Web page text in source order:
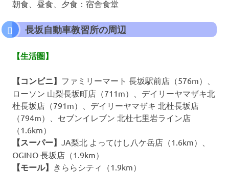
朝食、昼食、夕食：宿舎食堂
長坂自動車教習所の周辺
【生活圏】
【コンビニ】 ファミリーマート 長坂駅前店（576m）、
ローソン 山梨長坂町店（711m）、デイリーヤマザキ北
杜長坂店（791m）、デイリーヤマザキ 北杜長坂店
（794m）、セブンイレブン 北杜七里岩ライン店
（1.6km）
【スーパー】
JA梨北 よってけし八ケ岳店（1.6km）、
OGINO 長坂店（1.9km）
【モール】 きららシティ（1.9km）